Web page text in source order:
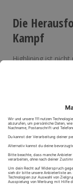
Die
Kampf
Highlining ist nicht
enormer
und der Gedanke
zu einer
Viele Sportler
ihre innere Ruhe
um erfolgreich zu
mindestens
und
fokussieren und
Meter über dem